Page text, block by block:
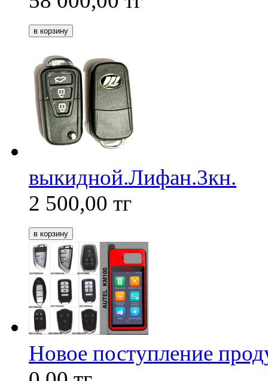
выкидной.Лифан.3кн.
2 500,00 тг
Новое поступление